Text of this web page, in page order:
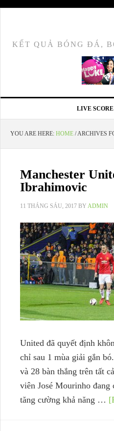
KẾT QUẢ BÓNG ĐÁ,
LIVE SCORE
YOU ARE HERE: HOME /ARCHIVES
Manchester
Ibrahimovic
11 THÁNG SÁU, 2017 BY ADMIN
United đã quyết định
chỉ sau 1 mùa giải gắn
và 28 bàn thắng trên tất
viên José Mourinho
tăng cường khả năng …